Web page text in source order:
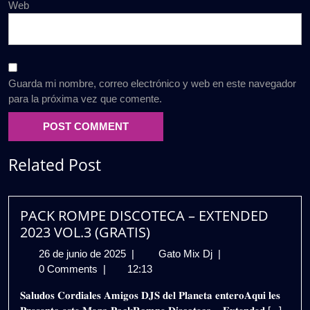
Web
Guarda mi nombre, correo electrónico y web en este navegador
para la próxima vez que comente.
Related Post
PACK ROMPE DISCOTECA – EXTENDED
2023 VOL.3 (GRATIS)
26 de junio de 2025 26
de
de
| Gato Mix Dj PACK
–
|
0 Comments | 12:13
𝐒𝐚𝐥𝐮𝐝𝐨𝐬 𝐂𝐨𝐫𝐝𝐢𝐚𝐥𝐞𝐬 𝐀𝐦𝐢𝐠𝐨𝐬 𝐃𝐉𝐒 𝐝𝐞𝐥 𝐏𝐥𝐚𝐧𝐞𝐭𝐚 𝐞𝐧𝐭𝐞𝐫𝐨𝐀𝐪𝐮𝐢 𝐥𝐞𝐬